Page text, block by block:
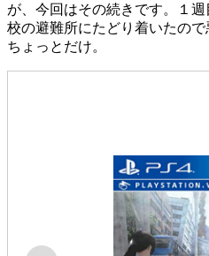
が、今回はその続きです。１
校の避難所にたどり着いたの
ちょっとだけ。